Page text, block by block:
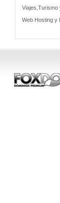
Viajes,Turismo
Web Hosting y